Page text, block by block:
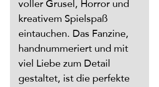
kreativem Spielspaß
eintauchen. Das Fanzine,
handnummeriert und mit
viel Liebe zum Detail
gestaltet, ist die perfekte